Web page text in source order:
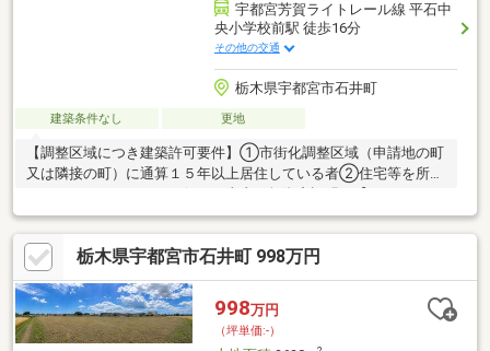
宇都宮芳賀ライトレール線 平石中
央小学校前駅 徒歩16分
その他の交通
栃木県宇都宮市石井町
建築条件なし 更地
【調整区域につき建築許可要件】①市街化調整区域（申請地の町
又は隣接の町）に通算１５年以上居住している者②住宅等を所有
イント】◯土地広々150坪です◯LRTも利用できる環境なので
宇都宮駅やベルモール、清原方面へのアクセスが良好です！〇平
石地区に新施設東部総合公園～アークタウン～がオープン◯建築
条件無しなのでお好きなメーカーでお家を建てられますよ♪※建築
有効面積は499㎡（151坪）になります※上下水道引き込みはお客
様の負担となりますお気軽にお問い合わせください※価格には消
費税を含みます
栃木県宇都宮市石井町 998万円
998万円
（坪単価:-）